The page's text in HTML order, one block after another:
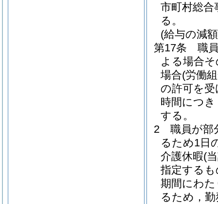
市町村総合
る。
(給与の減
第17条
職
よる場合
場合(労働
の許可を
時間につ
する。
2
職員が部
るため1日
介護休暇(
指定する
期間にわ
るため，